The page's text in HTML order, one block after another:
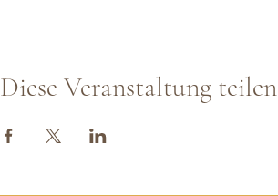
Diese Veranstaltung teilen